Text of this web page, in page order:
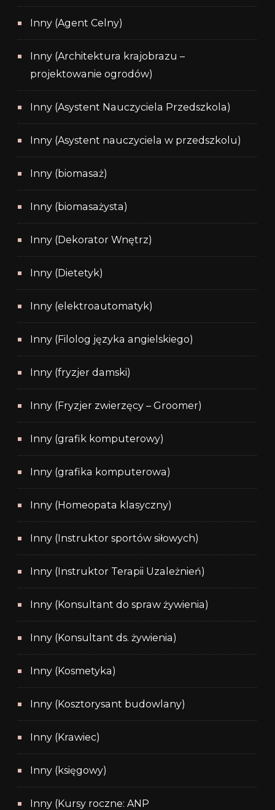
Inny (Agent Celny)
Inny (Architektura krajobrazu –
projektowanie ogrodów)
Inny (Asystent Nauczyciela Przedszkola)
Inny (Asystent nauczyciela w przedszkolu)
Inny (biomasaż)
Inny (biomasażysta)
Inny (Dekorator Wnętrz)
Inny (Dietetyk)
Inny (elektroautomatyk)
Inny (Filolog języka angielskiego)
Inny (fryzjer damski)
Inny (Fryzjer zwierzęcy – Groomer)
Inny (grafik komputerowy)
Inny (grafika komputerowa)
Inny (Homeopata klasyczny)
Inny (Instruktor sportów siłowych)
Inny (Instruktor Terapii Uzależnień)
Inny (Konsultant do spraw żywienia)
Inny (Konsultant ds. żywienia)
Inny (Kosmetyka)
Inny (Kosztorysant budowlany)
Inny (Krawiec)
Inny (księgowy)
Inny (Kursy roczne: ANP